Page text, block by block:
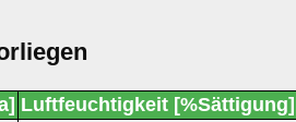
Luftfeuchtigkeit [%Sättigung]